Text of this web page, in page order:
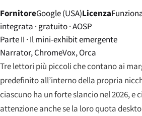
FornitoreGoogle (USA)Licenza
integrata · gratuito · AOSP
Parte II · Il mini-exhibit emergente
Narrator, ChromeVox, Orca
Tre lettori più piccoli che contano ai
predefinito all’interno della propria
ciascuno ha un forte slancio nel 2026, e
attenzione anche se la loro quota